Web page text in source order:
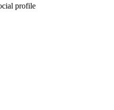
profile